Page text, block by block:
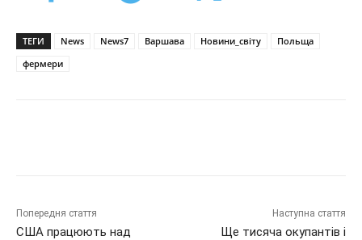
ТЕГИ News News7 Варшава Новини_світу
Польща
фермери
Попередня стаття
США працюють над
Наступна стаття
Ще тисяча окупантів і